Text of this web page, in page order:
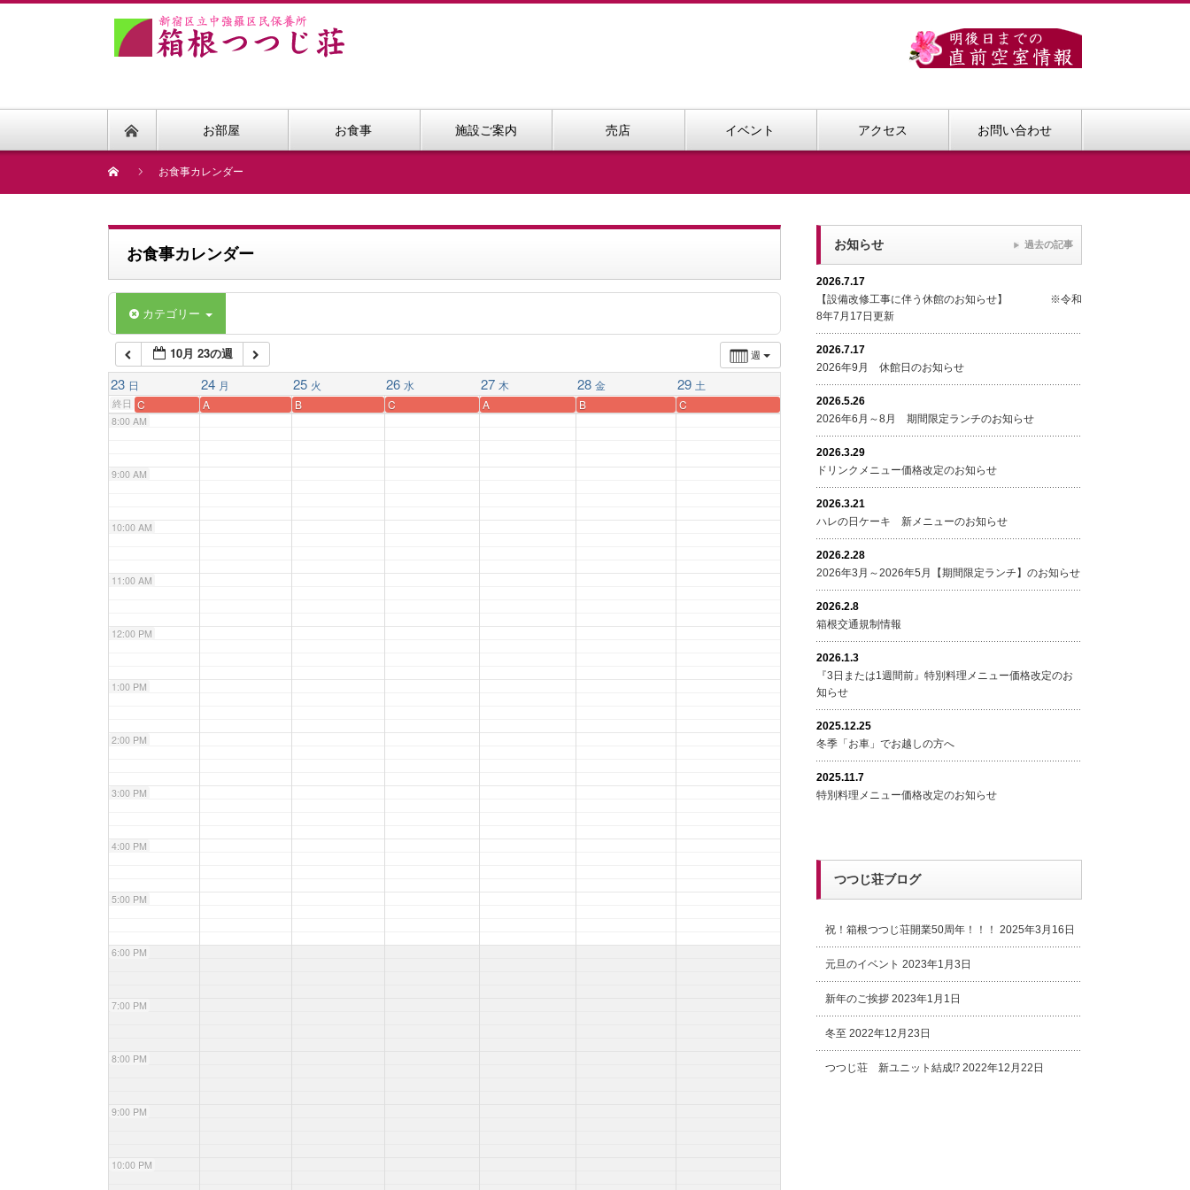
お部屋 お食事 施設ご案内 売店 イベント アクセス お問い合わせ
お食事カレンダー
お食事カレンダー
カテゴリー
週
10月 23の週
23 日 24 月 25 火 26 水 27 木 28 金 29 土
終日 C A B C A B C
1:00 AM
3:00 AM
5:00 AM
6:00 AM
7:00 AM
8:00 AM
9:00 AM
10:00 AM
11:00 AM
12:00 PM
1:00 PM
2:00 PM
3:00 PM
4:00 PM
5:00 PM
6:00 PM
7:00 PM
8:00 PM
9:00 PM
10:00 PM
お知らせ
2026.7.17
【設備改修工事に伴う休館のお知らせ】 ※令和
8年7月17日更新
2026.7.17
2026年9月 休館日のお知らせ
2026.5.26
2026年6月～8月 期間限定ランチのお知らせ
2026.3.29
ドリンクメニュー価格改定のお知らせ
2026.3.21
ハレの日ケーキ 新メニューのお知らせ
2026.2.28
2026年3月～2026年5月【期間限定ランチ】のお知らせ
2026.2.8
箱根交通規制情報
2026.1.3
『3日または1週間前』特別料理メニュー価格改定のお
知らせ
2025.12.25
冬季「お車」でお越しの方へ
2025.11.7
特別料理メニュー価格改定のお知らせ
過去の記事
つつじ荘ブログ
祝！箱根つつじ荘開業50周年！！！ 2025年3月16日
元旦のイベント 2023年1月3日
新年のご挨拶 2023年1月1日
冬至 2022年12月23日
つつじ荘 新ユニット結成⁉ 2022年12月22日